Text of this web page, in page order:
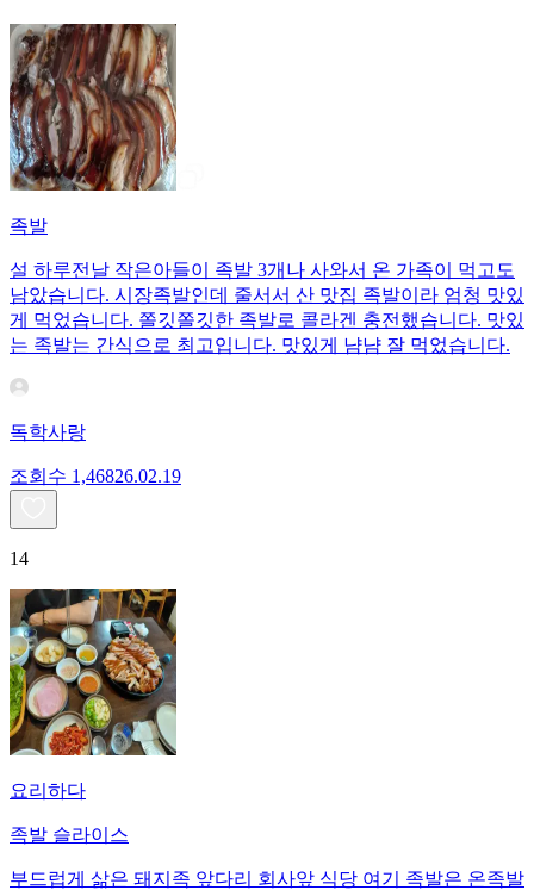
족발
설 하루전날 작은아들이 족발 3개나 사와서 온 가족이 먹고도
남았습니다. 시장족발인데 줄서서 산 맛집 족발이라 엄청 맛있
게 먹었습니다. 쫄깃쫄깃한 족발로 콜라겐 충전했습니다. 맛있
는 족발는 간식으로 최고입니다. 맛있게 냠냠 잘 먹었습니다.
독학사랑
조회수 1,46826.02.19
14
요리하다
족발 슬라이스
부드럽게 삶은 돼지족 앞다리 회사앞 식당 여기 족발은 온족발